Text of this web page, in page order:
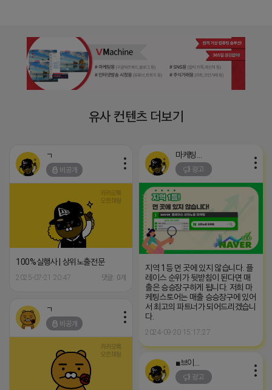
유사 컨텐츠 더보기
ㄱ
비공개
100%실행사 | 상위노출전문
2025-07-21 20:47 댓글: 0개
광고
지역 1등 먼 곳에 있지 않습니다. 플
레이스 순위가 뒷받침이 된다면 매
출은 승승장구하게 됩니다. 저희 마
케팅스토어는 매출 승승장구에 있어
서 최고의 파트너가 되어드리겠습니
다.
2024-09-20 15:17:27
ㄱ
비공개
광고